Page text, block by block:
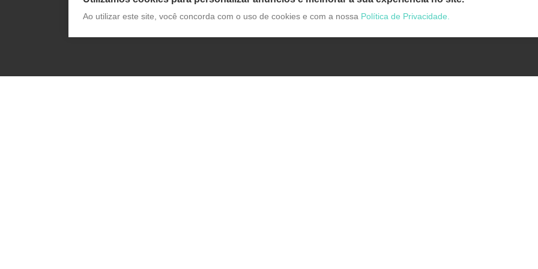
Ao utilizar este site, você concorda com o uso de cookies e com a nossa Política de Privacidade.